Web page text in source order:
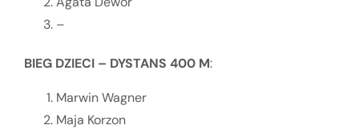
–
BIEG DZIECI – DYSTANS 400 M:
Marwin Wagner
Maja Korzon